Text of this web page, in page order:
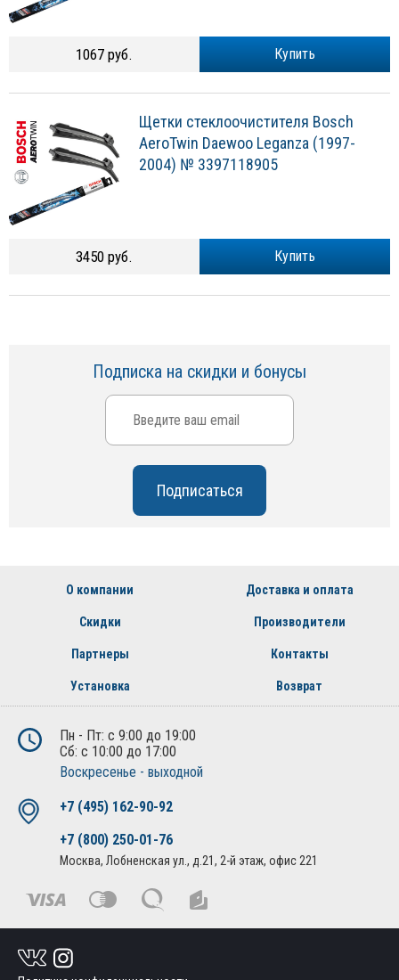
Купить
1067 руб.
Щетки стеклоочистителя Bosch
AeroTwin Daewoo Leganza (1997-
2004) № 3397118905
Купить
3450 руб.
Подписка на скидки и бонусы
О компании Доставка и оплата
Скидки Производители
Партнеры Контакты
Установка Возврат
Пн - Пт: с 9:00 до 19:00
Сб: с 10:00 до 17:00
Воскресенье - выходной
+7 (495) 162-90-92
+7 (800) 250-01-76
Москва, Лобненская ул., д.21, 2-й этаж, офис 221